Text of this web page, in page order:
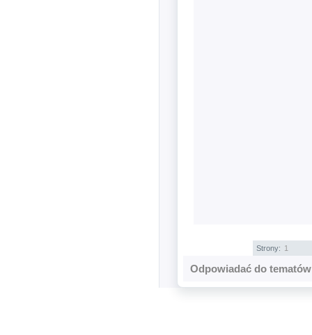
Strony: 1
Odpowiadać do